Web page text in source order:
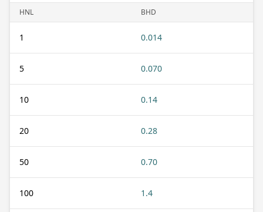
HNL BHD
1 0.014
5 0.070
10 0.14
20 0.28
50 0.70
100 1.4